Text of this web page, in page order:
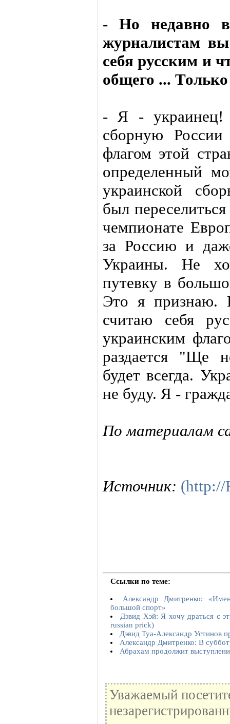
- Но недавно
журналистам вы
себя русским и
общего ...
- Я - украинец!
сборную
флагом этой
определенный
украинской
был
чемпионате
за Россию и
Украины. Не
путевку в
Это я признаю.
считаю себя
украинским
раздается "Ще
будет всегда.
не буду. Я -
По материалам
Источник: (http://
Ссылки по теме:
Александр Дмитренко:
большой спорт»
Дэвид Хэй: Я хочу драться с
russian prick)
Дэвид Туа-Александр Устинов
Александр Дмитренко: В
Абрахам продолжит
Уважаемый